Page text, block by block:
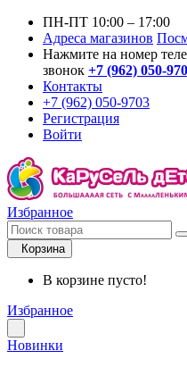
ПН-ПТ 10:00 – 17:00
Адреса магазинов
Нажмите на номер
звонок +7 (962) 050-
Контакты
+7 (962) 050-9703
Регистрация
Войти
Избранное
Корзина
В корзине пусто!
Избранное
Новинки